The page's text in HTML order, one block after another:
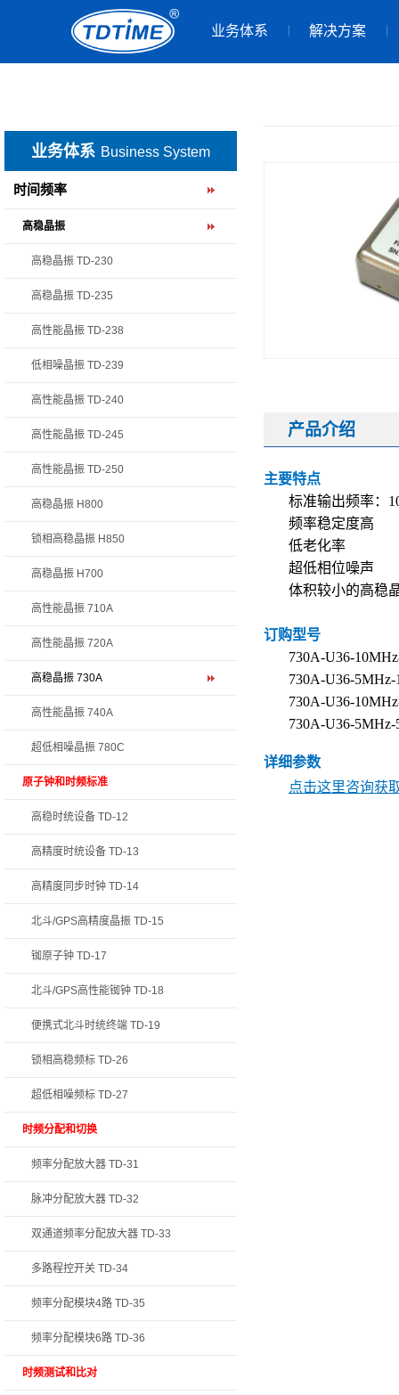
业务体系 解决方案
业务体系 Business System
时间频率
高稳晶振
高稳晶振 TD-230
高稳晶振 TD-235
高性能晶振 TD-238
低相噪晶振 TD-239
高性能晶振 TD-240
高性能晶振 TD-245
高性能晶振 TD-250
高稳晶振 H800
锁相高稳晶振 H850
高稳晶振 H700
高性能晶振 710A
高性能晶振 720A
高稳晶振 730A
高性能晶振 740A
超低相噪晶振 780C
原子钟和时频标准
高稳时统设备 TD-12
高精度时统设备 TD-13
高精度同步时钟 TD-14
北斗/GPS高精度晶振 TD-15
铷原子钟 TD-17
北斗/GPS高性能铷钟 TD-18
便携式北斗时统终端 TD-19
锁相高稳频标 TD-26
超低相噪频标 TD-27
时频分配和切换
频率分配放大器 TD-31
脉冲分配放大器 TD-32
双通道频率分配放大器 TD-33
多路程控开关 TD-34
频率分配模块4路 TD-35
频率分配模块6路 TD-36
时频测试和比对
产品介绍
主要特点
标准输出频率：
频率稳定度高
低老化率
超低相位噪声
体积较小的高稳
订购型号
730A-U36-
730A-U36-5MHz-
730A-U36-
730A-U36-5MHz-
详细参数
点击这里咨询获